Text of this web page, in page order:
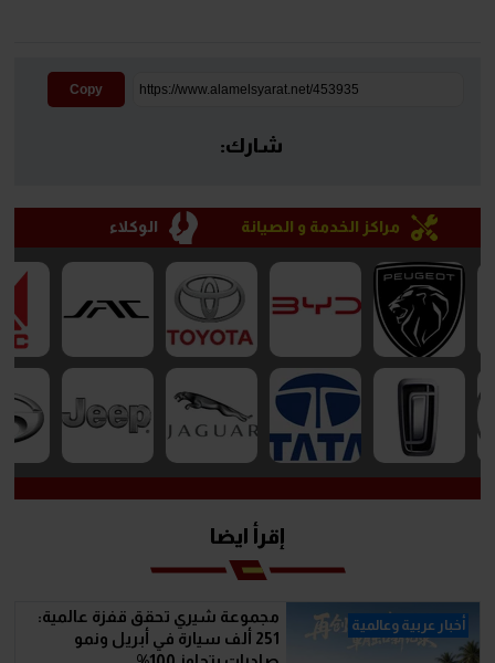
Copy
شارك:
مراكز الخدمة و الصيانة الوكلاء
إقرأ ايضا
أخبار عربية وعالمية
مجموعة شيري تحقق قفزة عالمية:
251 ألف سيارة في أبريل ونمو